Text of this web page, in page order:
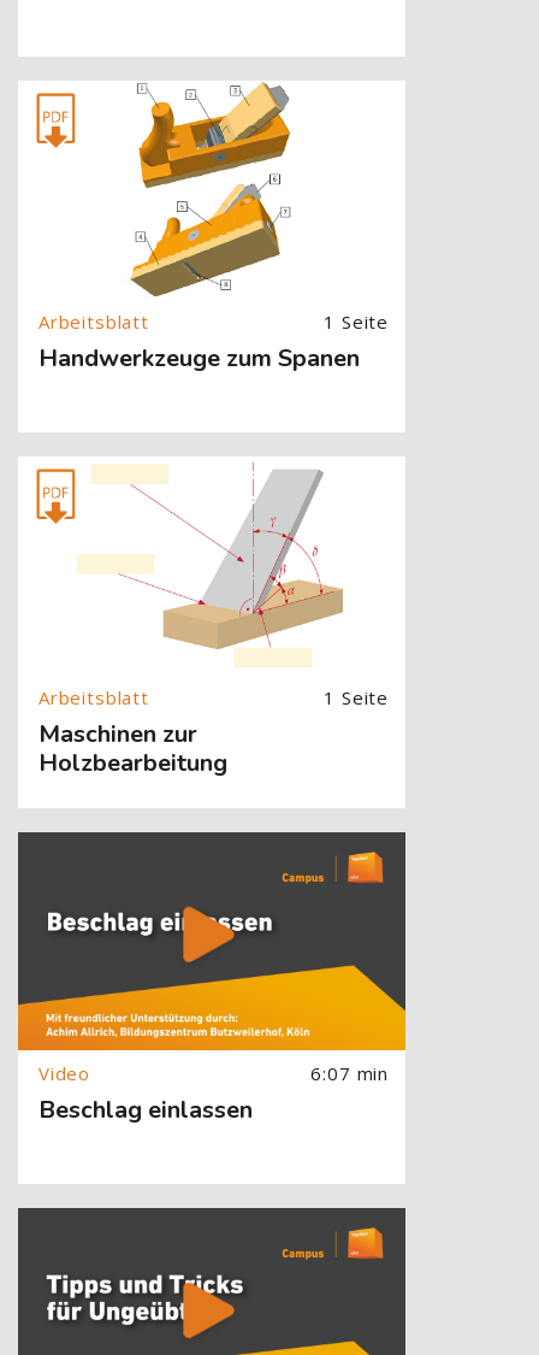
[Cocoon] About (Text with Image) überspringen
1 Seite
Handwerkzeuge zum Spanen
[Cocoon] About (Text with Image) überspringen
1 Seite
Maschinen zur
Holzbearbeitung
[Cocoon] About (Text with Image) überspringen
6:07 min
Beschlag einlassen
[Cocoon] About (Text with Image) überspringen